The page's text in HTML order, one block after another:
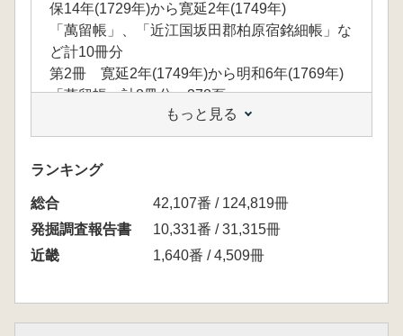
保14年(1729年)から寛延2年(1749年)
「萬留帳」、「近江国坂田郡柏原宿銘細帳」な
ど計10冊分
第2冊 寛延2年(1749年)から明和6年(1769年)
「萬留帳」計8冊分 378頁
第3冊 明和6年(1769年)から寛政9年(1797年)
「萬留帳」計9冊分 363頁
第4冊 寛政9年(1797年)から文化10年(1813年)
「萬留帳」、「庄屋定日寄合諸事記録」など計
8冊分 347頁
第5冊 文化11年(1814年)から天保10年(1839
年)
もっと見る
ランキング
総合
42,107番 / 124,819冊
発掘調査報告書
10,331番 / 31,315冊
近畿
1,640番 / 4,509冊